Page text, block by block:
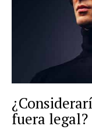
fuera legal?